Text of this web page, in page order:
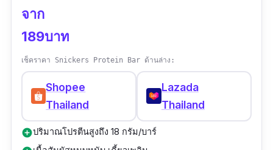
จาก
189บาท
เช็คราคา Snickers Protein Bar ด้านล่าง:
Shopee
Thailand
Lazada
Thailand
add_circleปริมาณโปรตีนสูงถึง 18 กรัม/บาร์